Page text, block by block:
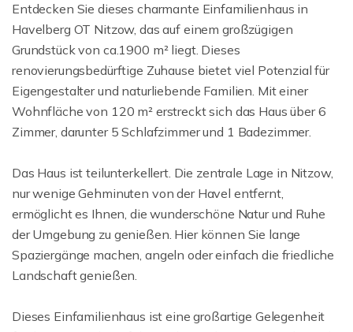
Entdecken Sie dieses charmante Einfamilienhaus in
Havelberg OT Nitzow, das auf einem großzügigen
Grundstück von ca.1900 m² liegt. Dieses
renovierungsbedürftige Zuhause bietet viel Potenzial für
Eigengestalter und naturliebende Familien. Mit einer
Wohnfläche von 120 m² erstreckt sich das Haus über 6
Zimmer, darunter 5 Schlafzimmer und 1 Badezimmer.
Das Haus ist teilunterkellert. Die zentrale Lage in Nitzow,
nur wenige Gehminuten von der Havel entfernt,
ermöglicht es Ihnen, die wunderschöne Natur und Ruhe
der Umgebung zu genießen. Hier können Sie lange
Spaziergänge machen, angeln oder einfach die friedliche
Landschaft genießen.
Dieses Einfamilienhaus ist eine großartige Gelegenheit